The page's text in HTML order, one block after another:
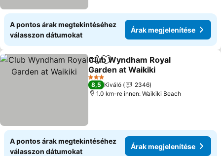
A pontos árak megtekintéséhez
válasszon dátumokat
Árak megjelenítése
Megosztás
Hozzáadás a kedvencekhez
Club Wyndham Royal
Garden at Waikiki
Árak megjelenítése
3 Kategória
8,5 Kiváló
2346
1.0 km-re innen: Waikiki Beach
A pontos árak megtekintéséhez
válasszon dátumokat
Árak megjelenítése